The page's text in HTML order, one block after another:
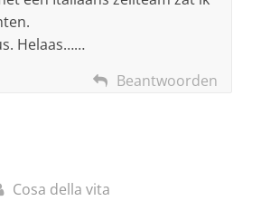
Helaas……
Beantwoorden
Cosa della vita